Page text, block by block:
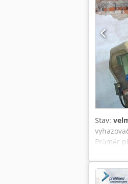
Stav:
Průměr
Min.